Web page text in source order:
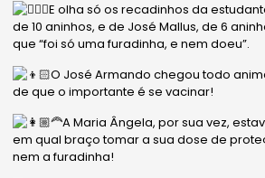
E olha só os recadinhos da
de 10 aninhos, e de José Mallus, de 6
que “foi só uma furadinha, e nem doeu”.
O José Armando chegou todo
de que o importante é se vacinar!
A Maria Ângela, por sua vez,
em qual braço tomar a sua dose de
nem a furadinha!